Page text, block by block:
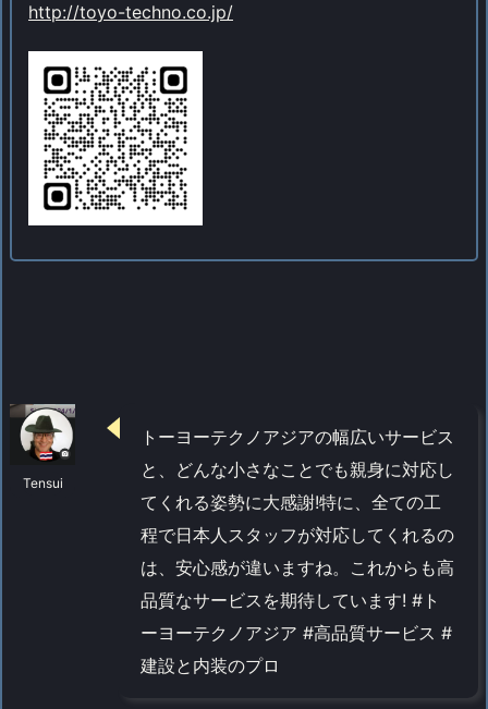
http://toyo-techno.co.jp/
Tensui
トーヨーテクノアジアの幅広いサービス
と、どんな小さなことでも親身に対応し
てくれる姿勢に大感謝!特に、全ての工
程で日本人スタッフが対応してくれるの
は、安心感が違いますね。これからも高
品質なサービスを期待しています! #ト
ーヨーテクノアジア #高品質サービス #
建設と内装のプロ